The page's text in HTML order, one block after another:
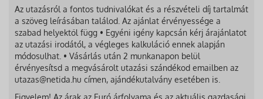
Az utazásról a fontos tudnivalókat és a részvételi díj tartalmát
a szöveg leírásában találod. Az ajánlat érvényessége a
szabad helyektől függ • Egyéni igény kapcsán kérj árajánlatot
az utazási irodától, a végleges kalkuláció ennek alapján
módosulhat. • Vásárlás után 2 munkanapon belül
érvényesítsd a megvásárolt utazási szándékod emailben az
utazas@netida.hu címen, ajándékutalvány esetében is.